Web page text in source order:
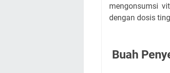
mengonsumsi
dengan dosis
Buah